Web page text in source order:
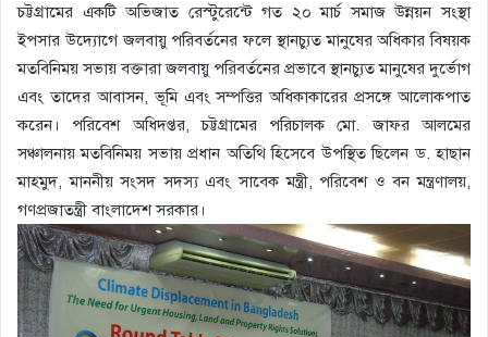
চট্টগ্রামের একটি অভিজাত রেস্টুরেন্টে গত ২০ মার্চ সমাজ উন্নয়ন সংস্থা
ইপসার উদ্যোগে জলবায়ু পরিবর্তনের ফলে স্থানচ্যুত মানুষের অধিকার বিষয়ক
মতবিনিময় সভায় বক্তারা জলবায়ু পরিবর্তনের প্রভাবে স্থানচ্যুত মানুষের দুর্ভোগ
এবং তাদের আবাসন, ভূমি এবং সম্পত্তির অধিকাকারের প্রসঙ্গে আলোকপাত
করেন। পরিবেশ অধিদপ্তর, চট্টগ্রামের পরিচালক মো. জাফর আলমের
সঞ্চালনায় মতবিনিময় সভায় প্রধান অতিথি হিসেবে উপস্থিত ছিলেন ড. হাছান
মাহমুদ, মাননীয় সংসদ সদস্য এবং সাবেক মন্ত্রী, পরিবেশ ও বন মন্ত্রণালয়,
গণপ্রজাতন্ত্রী বাংলাদেশ সরকার।